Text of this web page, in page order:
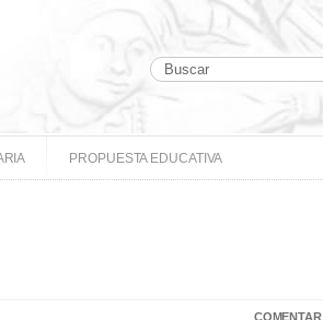
PROPUESTA EDUCATIVA
COMENTAR